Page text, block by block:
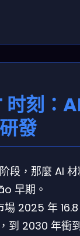
时刻：
發
段，那麼 AI
早期。
2025 年
到 2030 年衝